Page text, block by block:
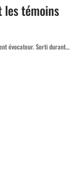
les témoins
évocateur. Sorti durant…